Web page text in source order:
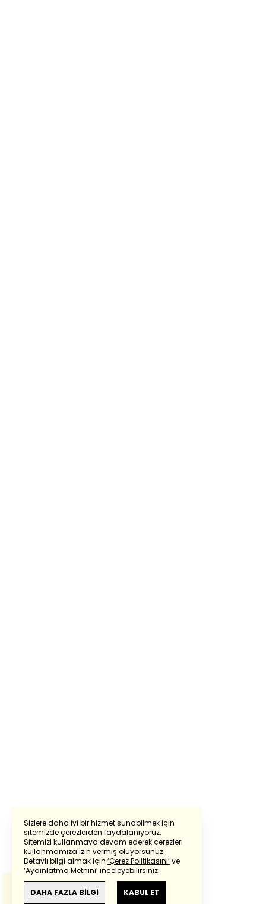
Sizlere daha iyi bir hizmet sunabilmek için
sitemizde çerezlerden faydalanıyoruz.
Sitemizi kullanmaya devam ederek çerezleri
kullanmamıza izin vermiş oluyorsunuz.
Detaylı bilgi almak için ‘Çerez Politikasını’ve
‘Aydınlatma Metnini’inceleyebilirsiniz.
DAHA FAZLA BİLGİ KABUL ET
Powered by Translate
Bu çevirideGoogle Transletekullanılmıştır.
Anlam ve çeviri hatalarından
haberturk.com
sorumlu değildir.